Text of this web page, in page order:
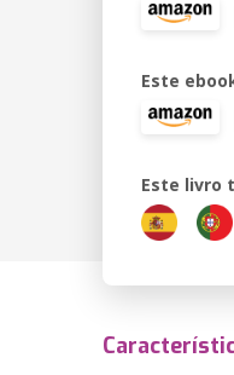
Este
Este livro